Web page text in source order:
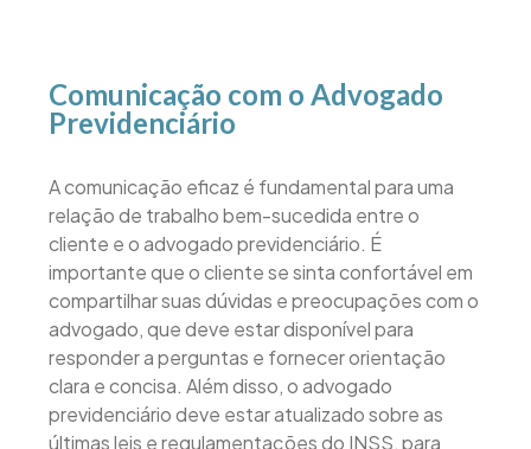
Comunicação com o Advogado
Previdenciário
A comunicação eficaz é fundamental para uma
relação de trabalho bem-sucedida entre o
cliente e o advogado previdenciário. É
importante que o cliente se sinta confortável em
compartilhar suas dúvidas e preocupações com o
advogado, que deve estar disponível para
responder a perguntas e fornecer orientação
clara e concisa. Além disso, o advogado
previdenciário deve estar atualizado sobre as
últimas leis e regulamentações do INSS, para